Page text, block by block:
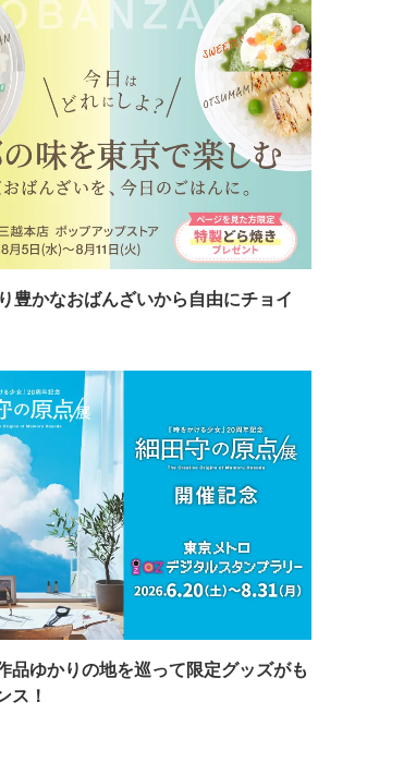
豊かなおばんざいから自由にチョイ
品ゆかりの地を巡って限定グッズがも
ス！